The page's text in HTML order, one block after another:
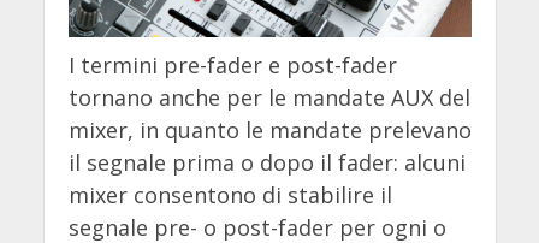
I termini pre-fader e post-fader
tornano anche per le mandate AUX del
mixer, in quanto le mandate prelevano
il segnale prima o dopo il fader: alcuni
mixer consentono di stabilire il
segnale pre- o post-fader per ogni o